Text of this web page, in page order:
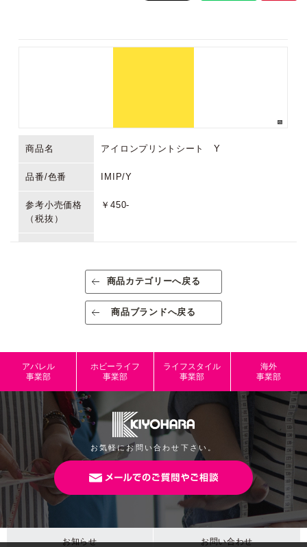
商品名 アイロンプリントシート Y
品番/色番 IMIP/Y
参考小売価格
（税抜）
￥450-
油性顔料・紙
出荷単位：3
イズ
本体サイズ 約H175mm×W125mm
JANコード 4965492817566
商品カテゴリーへ戻る
商品ブランドへ戻る
アパレル
事業部
ホビーライフ
事業部
ライフスタイル
事業部
海外
事業部
お気軽にお問い合わせ下さい。
お知らせ お問い合わせ